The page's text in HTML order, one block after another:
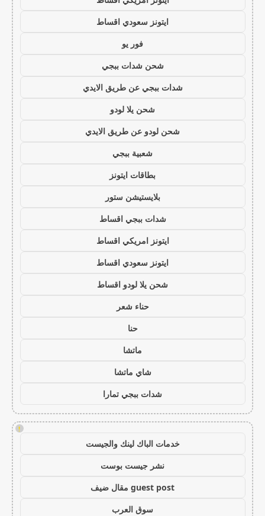
ايتونز سعودي اقساط
فور يو
شحن شدات ببجي
شدات ببجي عن طريق الايدي
شحن يلا لودو
شحن لودو عن طريق الايدي
شعبية ببجي
بطاقات ايتونز
بلايستيشن ستور
شدات ببجي اقساط
ايتونز امريكي اقساط
ايتونز سعودي اقساط
شحن يلا لودو اقساط
حناء شعر
حنا
ماتشا
شاي ماتشا
شدات ببجي تمارا
!
خدمات الباك لينك والجيست
نشر جيست بوست
guest post مقال ضيف
سوق العرب